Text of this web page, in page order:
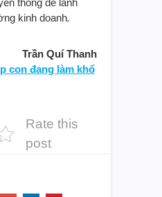
kinh doanh.
Trần Quí Thanh
con đang làm khổ
Rate this
post